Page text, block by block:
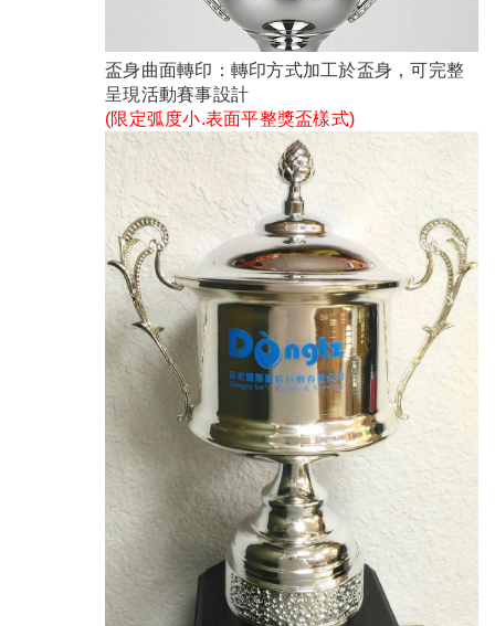
盃身曲面轉印：轉印方式加工於盃身，可完整
呈現活動賽事設計
(限定弧度小.表面平整獎盃樣式)